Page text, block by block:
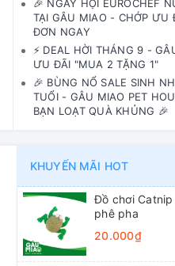
🎉 NGÀY HỘI EUROCHEF
TẠI GÂU MIAO - CHỚP ƯU
ĐƠN NGAY
⚡️ DEAL HỜI THÁNG 9 -
ƯU ĐÃI "MUA 2 TẶNG 1"
🎉 BÙNG NỔ SALE SINH
TUỔI - GÂU MIAO PET
BẠN LOẠT QUÀ KHỦNG 🎉
KHUYẾN MÃI HOT
Đồ chơi Catnip
phê pha
20.000₫